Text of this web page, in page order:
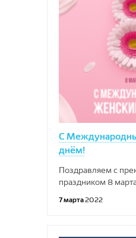
С
днём!
Поздравляем с
праздником 8
7 марта2022